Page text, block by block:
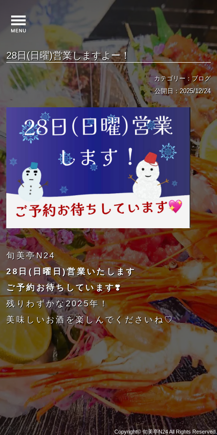
28日(日曜)営業しますよー！
カテゴリー：ブログ
公開日：2025/12/24
旬美亭N24
28日(日曜日)営業いたします
ご予約お待ちしています❣️
残りわずかな2025年！
美味しいお酒を楽しんでくださいね♡
Copyright©旬美亭N24All Rights Reserved.